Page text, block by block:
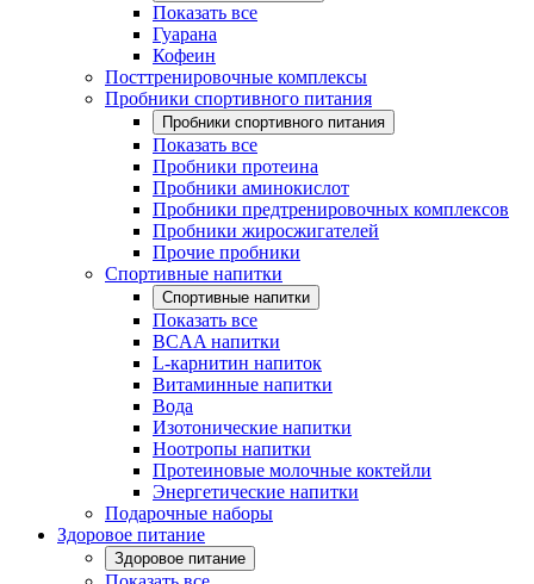
Показать все
Гуарана
Кофеин
Посттренировочные комплексы
Пробники спортивного питания
Пробники спортивного питания
Показать все
Пробники протеина
Пробники аминокислот
Пробники предтренировочных комплексов
Пробники жиросжигателей
Прочие пробники
Спортивные напитки
Спортивные напитки
Показать все
BCAA напитки
L-карнитин напиток
Витаминные напитки
Вода
Изотонические напитки
Ноотропы напитки
Протеиновые молочные коктейли
Энергетические напитки
Подарочные наборы
Здоровое питание
Здоровое питание